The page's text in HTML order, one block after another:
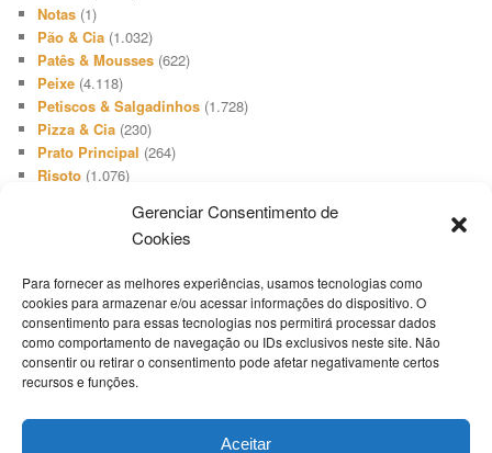
Gerenciar Consentimento de
Cookies
Para fornecer as melhores experiências, usamos tecnologias como
cookies para armazenar e/ou acessar informações do dispositivo. O
consentimento para essas tecnologias nos permitirá processar dados
como comportamento de navegação ou IDs exclusivos neste site. Não
consentir ou retirar o consentimento pode afetar negativamente certos
recursos e funções.
Aceitar
Notas (1)
Pão & Cia (1.032)
Patês & Mousses (622)
Peixe (4.118)
Petiscos & Salgadinhos (1.728)
Pizza & Cia (230)
Prato Principal (264)
Risoto (1.076)
(66)
Sanduíches & Lanches
Sopa & Cia(2.731)
Sorvete(416)
Suíno(1.503)
Televisão(19)
Tempero(46)